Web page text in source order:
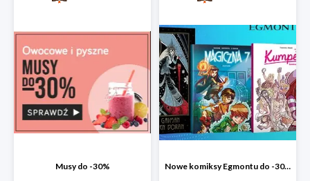
Musy do -30% Nowe komiksy Egmontu do -30%